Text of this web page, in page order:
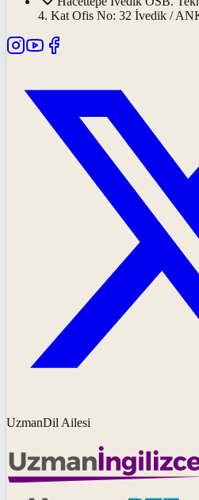
4. Kat Ofis No: 32 İvedik /
UzmanDil Ailesi